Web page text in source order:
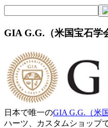
ビ
ー
シ
ョ
ン
GIA G.G.（米国宝石学
日本で唯一のGIA G.G.（米
ハーツ、カスタムショップで